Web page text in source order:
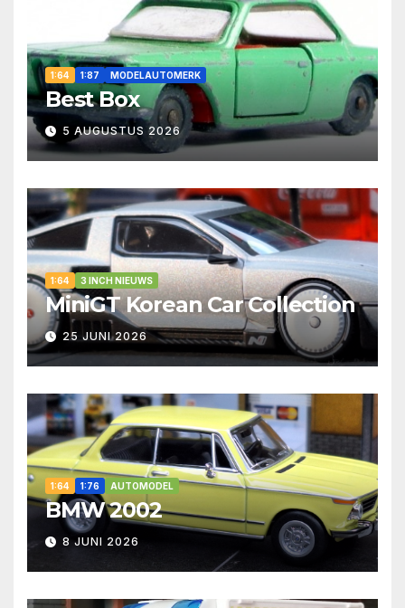
1:64 1:87 MODELAUTOMERK
Best Box
5 AUGUSTUS 2026
1:64 3 INCH NIEUWS
MiniGT Korean Car Collection
25 JUNI 2026
1:64 1:76 AUTOMODEL
BMW 2002
8 JUNI 2026